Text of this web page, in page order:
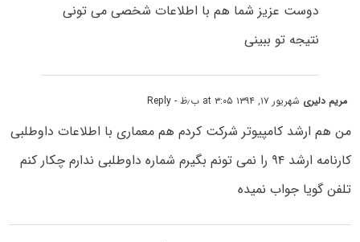
دوست عزیز شما هم با اطلاعات شخصی می تونی
نتیجه تو ببینی
مریم دلیری شهریور ۱۷, ۱۳۹۴ at ۳:۰۵ ب٫ظ - Reply
من هم ارشد کامپیوتر شرکت کردم هم معماری با اطلاعات داوطلبی
کارنامه ارشد ۹۴ را نمی تونم بگیرم شماره داوطلبی ندارم چکار کنم
تلفن گویا جواب نمیده